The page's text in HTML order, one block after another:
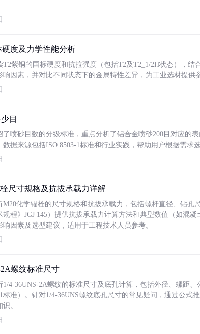
度及力学性能分析
T2紫铜的国标硬度和抗拉强度（包括T2及T2_1/2H状态），结
响因素，并对比不同状态下的金属特性差异，为工业选材提供
目
了喷砂目数的分级标准，重点分析了铝合金喷砂200目对应的
数据来源包括ISO 8503-1标准和行业实践，帮助用户根据需求
尺寸规格及抗拔承载力详解
M20化学锚栓的尺寸规格和抗拔承载力，包括螺杆直径、钻孔
规程》JGJ 145）提供抗拔承载力计算方法和典型数值（如混
响因素及选型建议，适用于工程技术人员参考。
2A螺纹标准尺寸
1/4-36UNS-2A螺纹的标准尺寸及底孔计算，包括外径、螺距
标准）。针对1/4-36UNS螺纹底孔尺寸的常见疑问，通过公式
。